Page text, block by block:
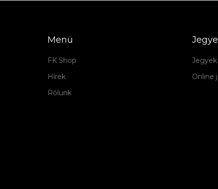
Menü
FK Shop
Hírek
Rólunk
Online